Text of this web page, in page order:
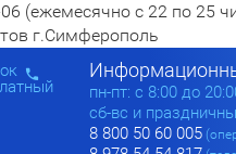
с 22 по 25
г.Симферополь
пн-пт: c 8:00 до
сб-вс и
8 800 50 60 005